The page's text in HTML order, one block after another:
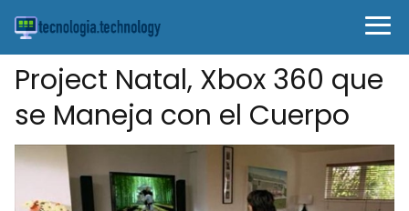
Project Natal, Xbox 360 que
se Maneja con el Cuerpo